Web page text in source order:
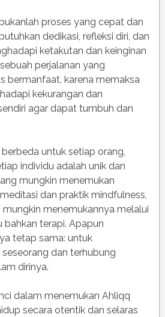
proses yang cepat dan
dedikasi, refleksi diri, dan
ketakutan dan keinginan
perjalanan yang
bermanfaat, karena memaksa
kekurangan dan
agar dapat tumbuh dan
untuk setiap orang,
individu adalah unik dan
mungkin menemukan
dan praktik mindfulness,
menemukannya melalui
bahkan terapi. Apapun
tetap sama: untuk
dan terhubung
dirinya.
dalam menemukan Ahliqq
secara otentik dan selaras